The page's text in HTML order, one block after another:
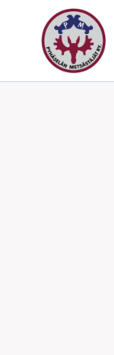
sisältöön